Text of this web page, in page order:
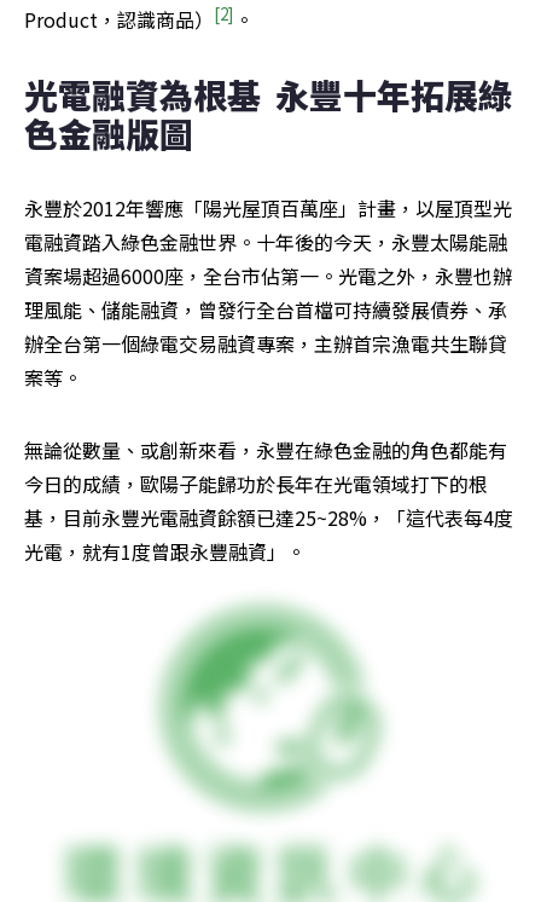
Product，認識商品）
[2] 。
光電融資為根基  永豐十年拓展綠
色金融版圖
永豐於2012年響應「陽光屋頂百萬座」計畫，以屋頂型光
電融資踏入綠色金融世界。十年後的今天，永豐太陽能融
資案場超過6000座，全台市佔第一。光電之外，永豐也辦
理風能、儲能融資，曾發行全台首檔可持續發展債券、承
辦全台第一個綠電交易融資專案，主辦首宗漁電共生聯貸
案等。
無論從數量、或創新來看，永豐在綠色金融的角色都能有
今日的成績，歐陽子能歸功於長年在光電領域打下的根
基，目前永豐光電融資餘額已達25~28%，「這代表每4度
光電，就有1度曾跟永豐融資」。